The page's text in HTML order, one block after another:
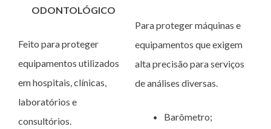
ODONTOLÓGICO
Feito para proteger
equipamentos utilizados
em hospitais, clínicas,
laboratórios e
consultórios.
Para proteger máquinas e
equipamentos que exigem
alta precisão para serviços
de análises diversas.
Barômetro;